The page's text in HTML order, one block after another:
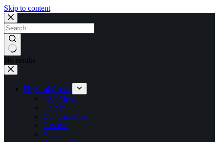
Skip to content
No results
Physical Goods
TSF Merch
T Shirt
Compact Disc
Cassette
Vinyl